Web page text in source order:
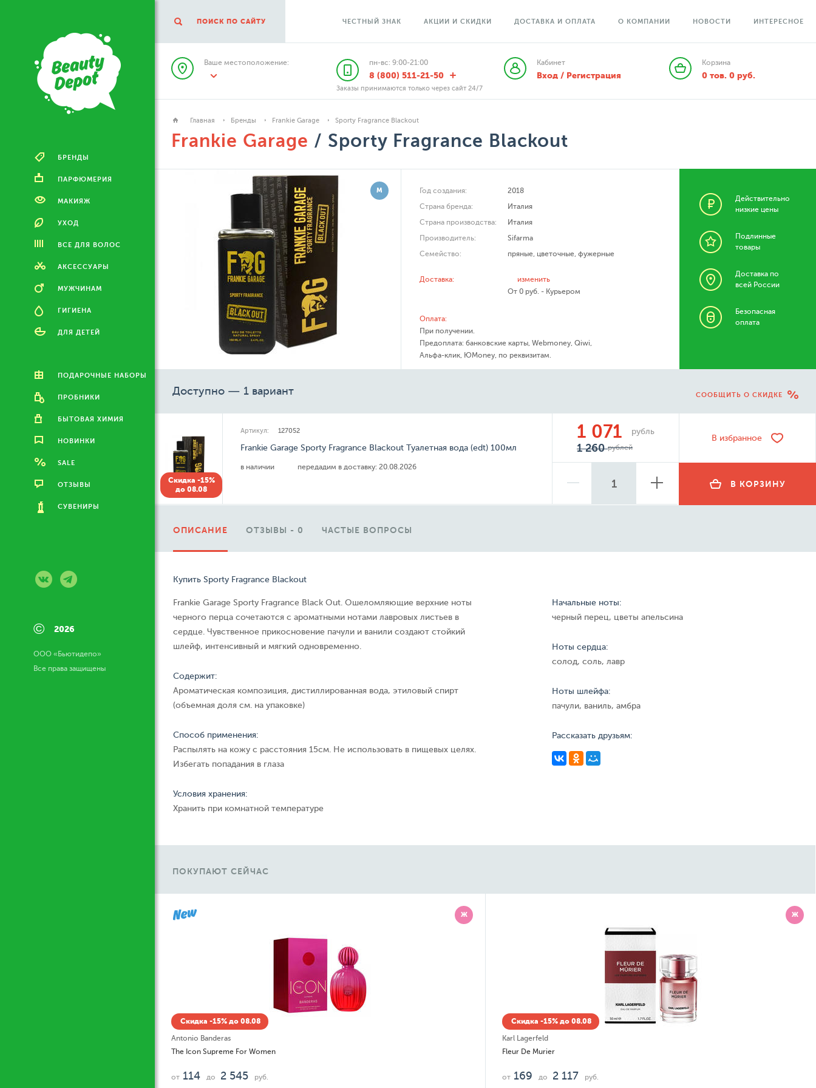
БРЕНДЫ
ПАРФЮМЕРИЯ
МАКИЯЖ
УХОД
ВСЕ ДЛЯ ВОЛОС
АКСЕССУАРЫ
МУЖЧИНАМ
ГИГИЕНА
ДЛЯ ДЕТЕЙ
ПОДАРОЧНЫЕ НАБОРЫ
ПРОБНИКИ
БЫТОВАЯ ХИМИЯ
НОВИНКИ
SALE
ОТЗЫВЫ
СУВЕНИРЫ
© 2026
ООО «Бьютидепо»
Все права защищены
ПОИСК ПО САЙТУ ЧЕСТНЫЙ ЗНАК АКЦИИ И СКИДКИ ДОСТАВКА И ОПЛАТА О КОМПАНИИ НОВОСТИ ИНТЕРЕСНОЕ
Ваше местоположение: пн-вс: 9:00-21:00
8 (800) 511-21-50
Заказы принимаются только через сайт 24/7
Кабинет
Вход / Регистрация
Корзина
0 тов. 0руб.
Главная Бренды Frankie Garage Sporty Fragrance Blackout
Frankie Garage / Sporty Fragrance Blackout
М Год создания:
2018
Страна бренда:
Италия
Страна производства:
Италия
Производитель:
Sifarma
Семейство:
пряные, цветочные, фужерные
Доставка:
изменить
От 0 руб. - Курьером
Оплата:
При получении.
Предоплата: банковские карты, Webmoney, Qiwi,
Альфа-клик, ЮMoney, по реквизитам.
Действительно
низкие цены
Подлинные
товары
Доставка по
всей России
Безопасная
оплата
Доступно — 1 вариант СООБЩИТЬ О СКИДКЕ
Скидка -15%
до 08.08
Артикул: 127052
Frankie Garage Sporty Fragrance Blackout Туалетная вода (edt) 100мл
в наличии передадим в доставку: 20.08.2026
1 071 рубль
1 260рублей
В избранное
В КОРЗИНУ
ОПИСАНИЕ ОТЗЫВЫ - 0 ЧАСТЫЕ ВОПРОСЫ
Купить Sporty Fragrance Blackout
Frankie Garage Sporty Fragrance Black Out. Ошеломляющие верхние ноты
черного перца сочетаются с ароматными нотами лавровых листьев в
сердце. Чувственное прикосновение пачули и ванили создают стойкий
шлейф, интенсивный и мягкий одновременно.
Содержит:
Ароматическая композиция, дистиллированная вода, этиловый спирт
(объемная доля см. на упаковке)
Способ применения:
Распылять на кожу с расстояния 15см. Не использовать в пищевых целях.
Избегать попадания в глаза
Условия хранения:
Хранить при комнатной температуре
Начальные ноты:
черный перец, цветы апельсина
Ноты сердца:
солод, соль, лавр
Ноты шлейфа:
пачули, ваниль, амбра
Рассказать друзьям:
ПОКУПАЮТ СЕЙЧАС
Ж
Скидка -15% до 08.08
Antonio Banderas
The Icon Supreme For Women
от 114 до 2 545 руб.
Ж
Скидка -15% до 08.08
Karl Lagerfeld
Fleur De Murier
от 169 до 2 117 руб.